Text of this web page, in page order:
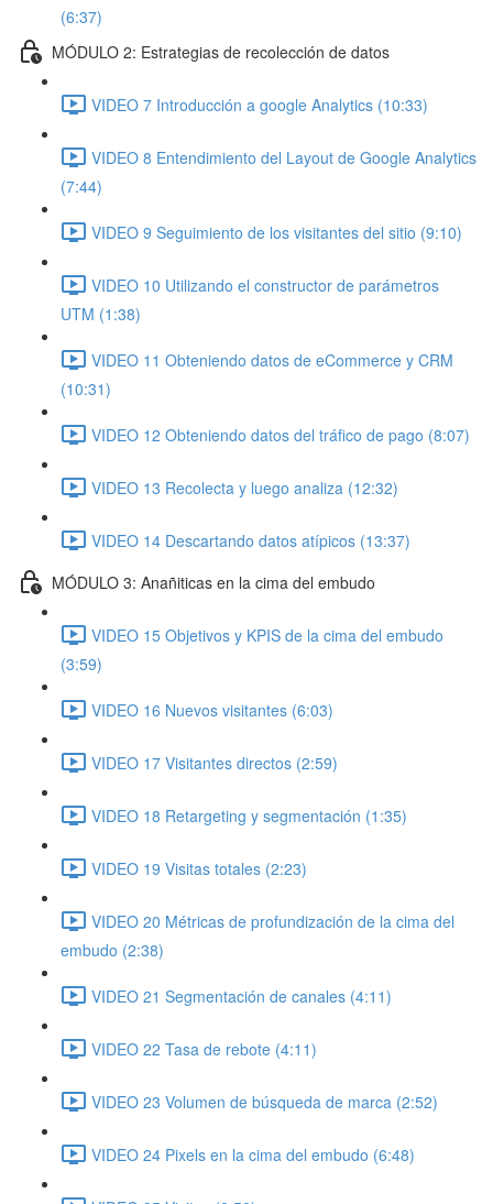
(6:37)
MÓDULO 2: Estrategias de recolección de datos
VIDEO 7 Introducción a google Analytics (10:33)
VIDEO 8 Entendimiento del Layout de Google Analytics
(7:44)
VIDEO 9 Seguimiento de los visitantes del sitio (9:10)
VIDEO 10 Utilizando el constructor de parámetros
UTM (1:38)
VIDEO 11 Obteniendo datos de eCommerce y CRM
(10:31)
VIDEO 12 Obteniendo datos del tráfico de pago (8:07)
VIDEO 13 Recolecta y luego analiza (12:32)
VIDEO 14 Descartando datos atípicos (13:37)
MÓDULO 3: Anañiticas en la cima del embudo
VIDEO 15 Objetivos y KPIS de la cima del embudo
(3:59)
VIDEO 16 Nuevos visitantes (6:03)
VIDEO 17 Visitantes directos (2:59)
VIDEO 18 Retargeting y segmentación (1:35)
VIDEO 19 Visitas totales (2:23)
VIDEO 20 Métricas de profundización de la cima del
embudo (2:38)
VIDEO 21 Segmentación de canales (4:11)
VIDEO 22 Tasa de rebote (4:11)
VIDEO 23 Volumen de búsqueda de marca (2:52)
VIDEO 24 Pixels en la cima del embudo (6:48)